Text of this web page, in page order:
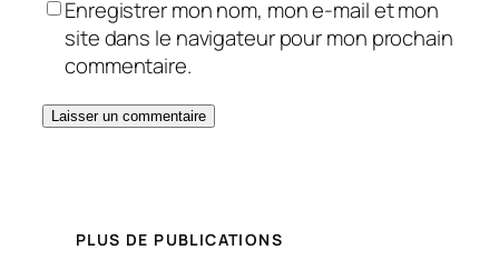
Enregistrer mon nom, mon e-mail et mon
site dans le navigateur pour mon prochain
commentaire.
PLUS DE PUBLICATIONS